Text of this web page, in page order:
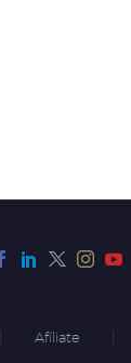
Afíliate